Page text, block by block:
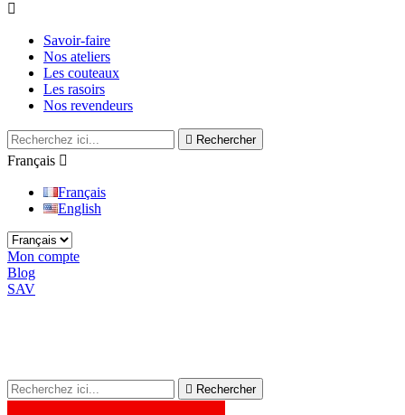

Savoir-faire
Nos ateliers
Les couteaux
Les rasoirs
Nos revendeurs
 Rechercher
Français 
Français
English
Mon compte
Blog
SAV
 Rechercher